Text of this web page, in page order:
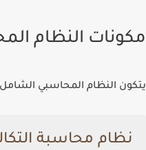
مكونات النظام
يتكون النظام المحاسبي
نظام محاسبة